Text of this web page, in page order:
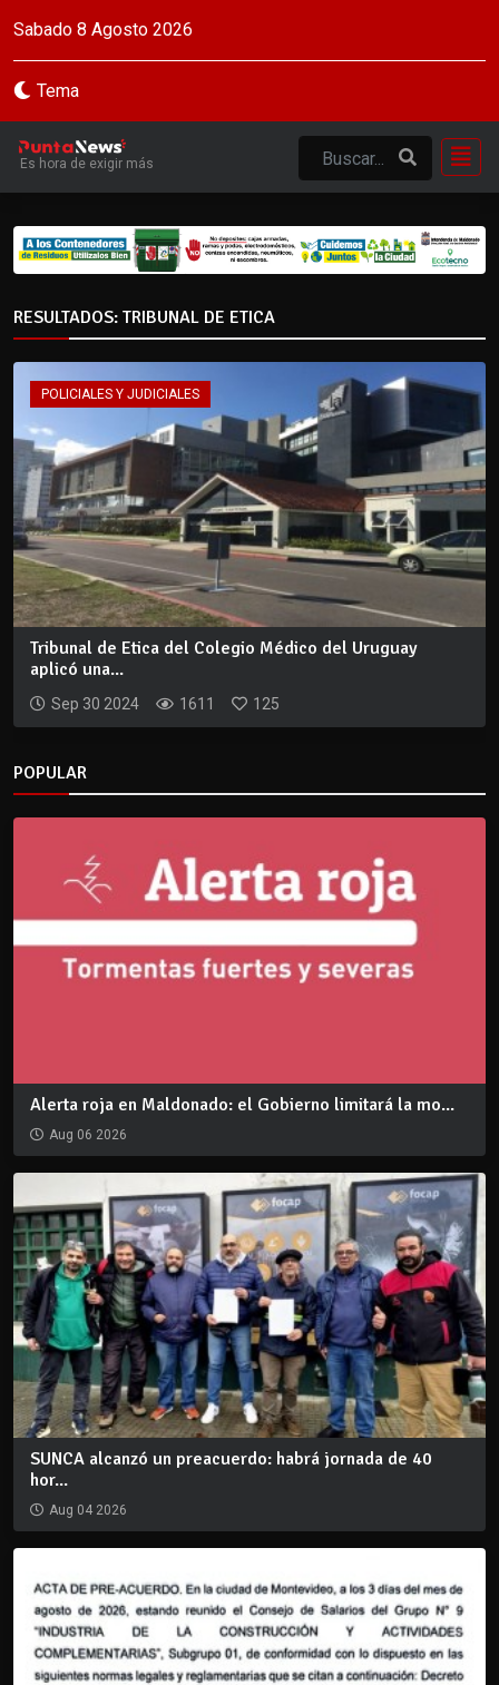
Sabado 8 Agosto 2026
Tema
Es hora de exigir más
RESULTADOS: TRIBUNAL DE ETICA
POLICIALES Y JUDICIALES
Tribunal de Etica del Colegio Médico del Uruguay
aplicó una...
Sep 30 2024 1611 125
POPULAR
Alerta roja en Maldonado: el Gobierno limitará la mo...
Aug 06 2026
SUNCA alcanzó un preacuerdo: habrá jornada de 40
hor...
Aug 04 2026